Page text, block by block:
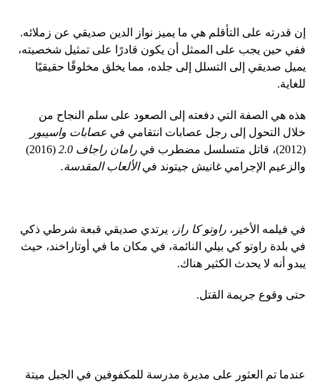
إن قدرته على التأقلم هي ما يميز نواز الدين صديقي عن زملائه.
ففي حين يجب على الممثل أن يكون قادرًا على تمثيل شخصيته،
يميل صديقي إلى التسلل إلى جلده، مما يخلق مخلوقًا حقيقيًا
للغاية.
هذه هي الصفة التي دفعته إلى الصعود على سلم النجاح من
خلال التحول إلى رجل عصابات انتقامي في عصابات واسيبور
(2012)، قاتل متسلسل مضطرب في
رامان راجاف 2.0
(2016)
والزعيم الإجرامي غانيش جيتوند فيالألعاب المقدسة.
في فيلمه الأخير، راوتو كا راز، يرتدي صديقي قبعة شرطي ذكي
في بلدة راوتو كي بيلي النائمة، في مكان ما في أوتاراخند، حيث
يبدو أنه لا يحدث الكثير هناك.
حتى وقوع جريمة القتل.
عندما تم العثور على مديرة مدرسة للمكفوفين في الجبل ميتة